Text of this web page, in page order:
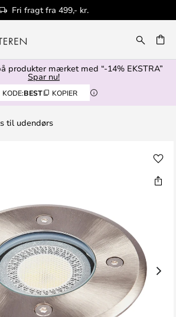
Fri fragt fra 499,- kr.
produkter mærket med “-14% EKSTRA”
Spar nu!
KODE:BEST KOPIER
til udendørs